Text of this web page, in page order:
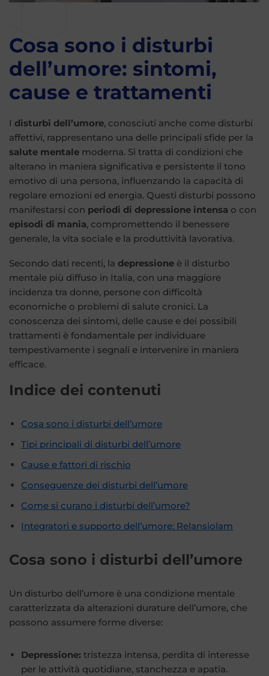
Cosa sono i disturbi
dell’umore: sintomi,
cause e trattamenti
I disturbi dell’umore, conosciuti anche come disturbi
affettivi, rappresentano una delle principali sfide per la
salute mentale moderna. Si tratta di condizioni che
alterano in maniera significativa e persistente il tono
emotivo di una persona, influenzando la capacità di
regolare emozioni ed energia. Questi disturbi possono
manifestarsi con periodi di depressione intensa o con
episodi di mania, compromettendo il benessere
generale, la vita sociale e la produttività lavorativa.
Secondo dati recenti, la depressione è il disturbo
mentale più diffuso in Italia, con una maggiore
incidenza tra donne, persone con difficoltà
economiche o problemi di salute cronici. La
conoscenza dei sintomi, delle cause e dei possibili
trattamenti è fondamentale per individuare
tempestivamente i segnali e intervenire in maniera
efficace.
Indice dei contenuti
Cosa sono i disturbi dell’umore
Tipi principali di disturbi dell’umore
Cause e fattori di rischio
Conseguenze dei disturbi dell’umore
Come si curano i disturbi dell’umore?
Integratori e supporto dell’umore: Relansiolam
Cosa sono i disturbi dell’umore
Un disturbo dell’umore è una condizione mentale
caratterizzata da alterazioni durature dell’umore, che
possono assumere forme diverse:
Depressione: tristezza intensa, perdita di interesse
per le attività quotidiane, stanchezza e apatia.